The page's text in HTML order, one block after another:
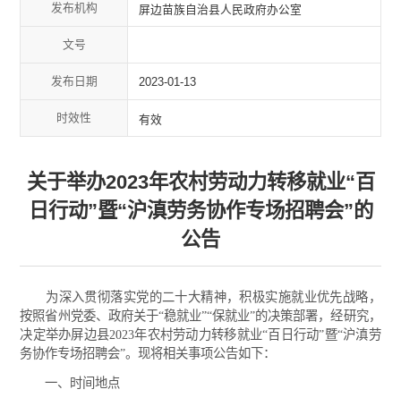
发布机构 屏边苗族自治县人民政府办公室
文号
发布日期 2023-01-13
时效性 有效
关于举办2023年农村劳动力转移就业“百
日行动”暨“沪滇劳务协作专场招聘会”的
公告
为深入贯彻落实党的二十大精神，积极实施就业优先战略，
按照省州党委、政府关于“稳就业”“保就业”的决策部署，经研究，
决定举办屏边县2023年农村劳动力转移就业“百日行动”暨“沪滇劳
务协作专场招聘会”。现将相关事项公告如下：
一、时间地点